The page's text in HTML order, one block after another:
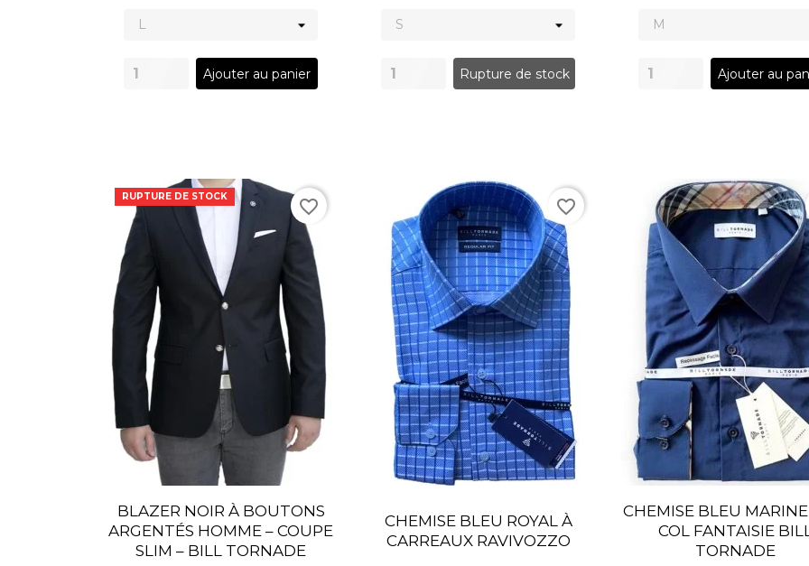
Ajouter au panier Rupture de stock Ajouter au
RUPTURE DE STOCK
BLAZER NOIR À BOUTONS
ARGENTÉS HOMME – COUPE
SLIM – BILL TORNADE
favorite_border
CHEMISE BLEU ROYAL À
CARREAUX RAVIVOZZO
favorite_border
CHEMISE BLEU
COL FANTAISIE
TORNADE